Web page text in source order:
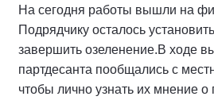
На сегодня работы вышли на
Подрядчику осталось
завершить озеленение.В ходе
партдесанта пообщались с
чтобы лично узнать их мнение о